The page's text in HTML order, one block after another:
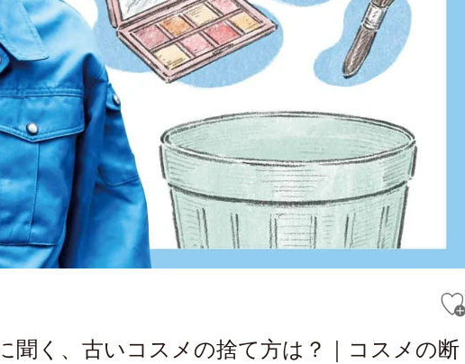
聞く、古いコスメの捨て方は？｜コスメの断